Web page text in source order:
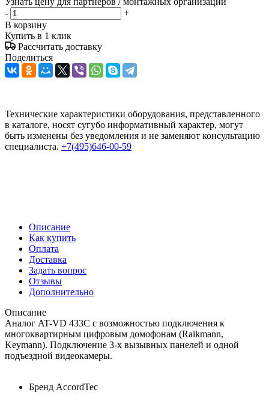
-
+
В корзину
Купить в 1 клик
Рассчитать доставку
Поделиться
Технические характеристики оборудования, представленного
в каталоге, носят сугубо информативный характер, могут
быть изменены без уведомления и не заменяют консультацию
специалиста. +7(495)646-00-59
Описание
Как купить
Оплата
Доставка
Задать вопрос
Отзывы
Дополнительно
Описание
Аналог AT-VD 433C c возможностью подключения к
многоквартирным цифровым домофонам (Raikmann,
Keymann). Подключение 3-х вызывных панелей и одной
подъездной видеокамеры.
Бренд AccordTec